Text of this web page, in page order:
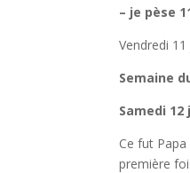
– je pèse
Vendredi
Semaine
Samedi 12
Ce fut
première